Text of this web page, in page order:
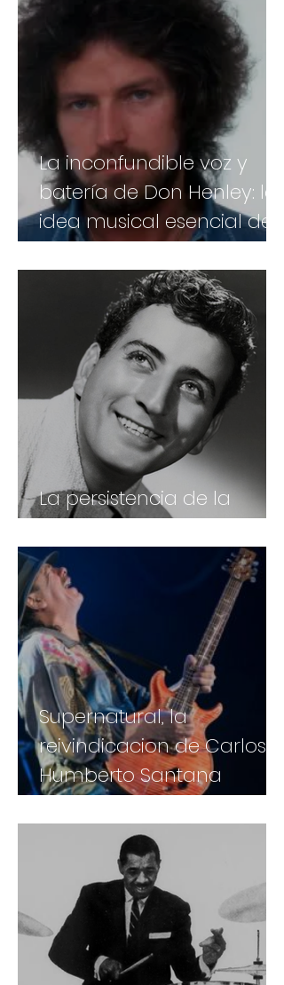
La inconfundible voz y
batería de Don Henley: la
idea musical esencial de
Eagles
La persistencia de la
clase: Tony Bennett
Supernatural, la
reivindicacion de Carlos
Humberto Santana
Barragan con su musica.